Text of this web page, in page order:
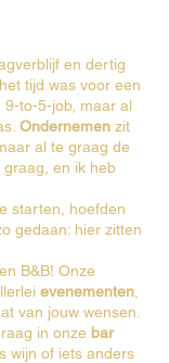
en dertig
tijd was voor een
9-to-5-job, maar al
Ondernemenzit
al te graag de
graag, en ik heb
starten, hoefden
gedaan: hier zitten
B&B! Onze
evenementen
van jouw wensen.
in onze bar
wijn of iets anders